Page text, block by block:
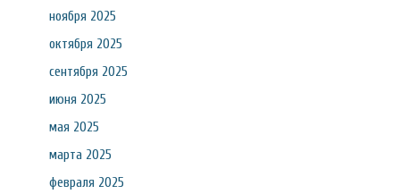
ноября 2025
октября 2025
сентября 2025
июня 2025
мая 2025
марта 2025
февраля 2025